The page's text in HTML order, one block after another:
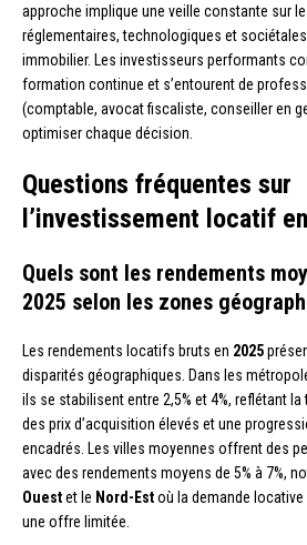
approche implique une veille constante sur
réglementaires, technologiques et
immobilier. Les investisseurs performants
formation continue et s’entourent de
(comptable, avocat fiscaliste, conseiller en
optimiser chaque décision.
Questions fréquentes sur
l’investissement locatif
Quels sont les rendements
2025 selon les zones
Les rendements locatifs bruts en 2025
disparités géographiques. Dans les
ils se stabilisent entre 2,5% et 4%, reflétant
des prix d’acquisition élevés et une
encadrés. Les villes moyennes offrent des
avec des rendements moyens de 5% à 7%,
Ouestet le Nord-Estoù la demande
une offre limitée.